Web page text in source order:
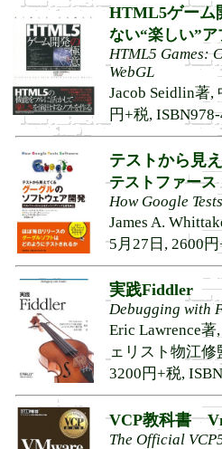
HTML5ゲーム
ない“楽しい”
HTML5 Games:
WebGL
Jacob Seidlin著,
円+税,
テストから見
テストファース
How Google
James A.
5月27日, 2600
実践Fiddler
Debugging with
Eric Lawrence
ェリスト物江修
3200円+税,
VCP教科書
The Official